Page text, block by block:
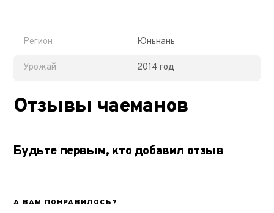
Регион Юньнань
Урожай 2014 год
Отзывы чаеманов
Будьте первым, кто добавил отзыв
А ВАМ ПОНРАВИЛОСЬ?